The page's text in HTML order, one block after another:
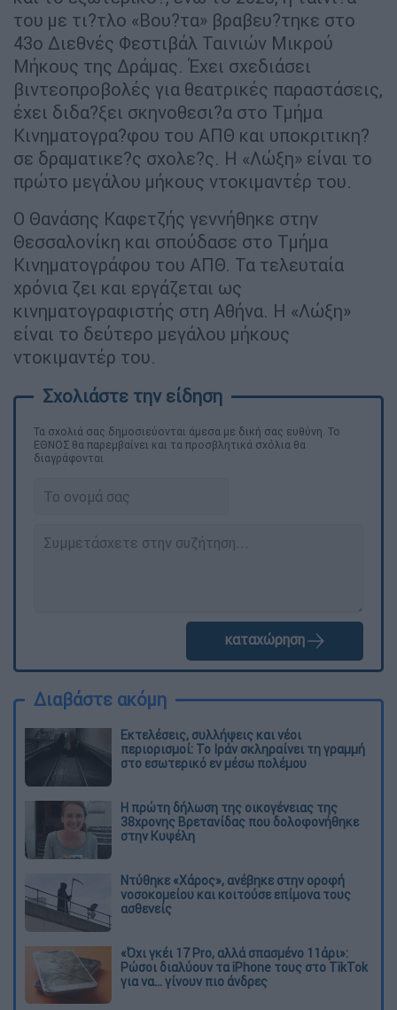
του με τι?τλο «Βου?τα» βραβευ?τηκε στο
43ο Διεθνές Φεστιβάλ Ταινιών Μικρού
Μήκους της Δράμας. Έχει σχεδιάσει
βιντεοπροβολές για θεατρικές παραστάσεις,
έχει διδα?ξει σκηνοθεσι?α στο Τμήμα
Κινηματογρα?φου του ΑΠΘ και υποκριτικη?
σε δραματικε?ς σχολε?ς. Η «Λώξη» είναι το
πρώτο μεγάλου μήκους ντοκιμαντέρ του.
Ο Θανάσης Καφετζής γεννήθηκε στην
Θεσσαλονίκη και σπούδασε στο Τμήμα
Κινηματογράφου του ΑΠΘ. Τα τελευταία
χρόνια ζει και εργάζεται ως
κινηματογραφιστής στη Αθήνα. Η «Λώξη»
είναι το δεύτερο μεγάλου μήκους
ντοκιμαντέρ του.
Τα σχολιά σας δημοσιεύονται άμεσα με δική σας ευθύνη. Το
ΕΘΝΟΣ θα παρεμβαίνει και τα προσβλητικά σχόλια θα
διαγράφονται
καταχώρηση
Διαβάστε ακόμη
Εκτελέσεις, συλλήψεις και νέοι
περιορισμοί: Το Ιράν σκληραίνει τη γραμμή
στο εσωτερικό εν μέσω πολέμου
Η πρώτη δήλωση της οικογένειας της
38χρονης Βρετανίδας που δολοφονήθηκε
στην Κυψέλη
Ντύθηκε «Χάρος», ανέβηκε στην οροφή
νοσοκομείου και κοιτούσε επίμονα τους
ασθενείς
«Όχι γκέι 17 Pro, αλλά σπασμένο 11άρι»:
Ρώσοι διαλύουν τα iPhone τους στο TikTok
για να... γίνουν πιο άνδρες